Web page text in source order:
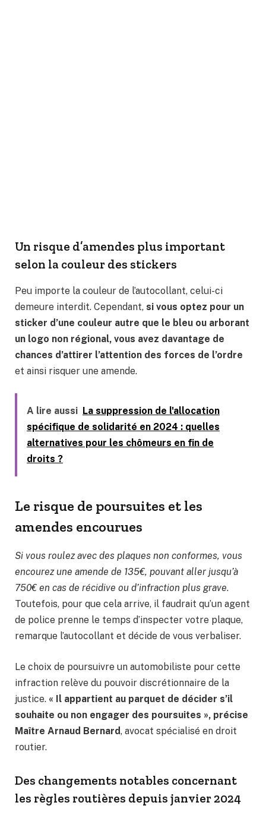
Un risque d’amendes plus important
selon la couleur des stickers
Peu importe la couleur de l’autocollant, celui-ci
demeure interdit. Cependant, si vous optez pour un
sticker d’une couleur autre que le bleu ou arborant
un logo non régional, vous avez davantage de
chances d’attirer l’attention des forces de l’ordre
et ainsi risquer une amende.
A lire aussi La suppression de l'allocation
spécifique de solidarité en 2024 : quelles
alternatives pour les chômeurs en fin de
droits ?
Le risque de poursuites et les
amendes encourues
Si vous roulez avec des plaques non conformes, vous
encourez une amende de 135€, pouvant aller jusqu’à
750€ en cas de récidive ou d’infraction plus grave.
Toutefois, pour que cela arrive, il faudrait qu’un agent
de police prenne le temps d’inspecter votre plaque,
remarque l’autocollant et décide de vous verbaliser.
Le choix de poursuivre un automobiliste pour cette
infraction relève du pouvoir discrétionnaire de la
justice. « Il appartient au parquet de décider s’il
souhaite ou non engager des poursuites », précise
Maître Arnaud Bernard, avocat spécialisé en droit
routier.
Des changements notables concernant
les règles routières depuis janvier 2024